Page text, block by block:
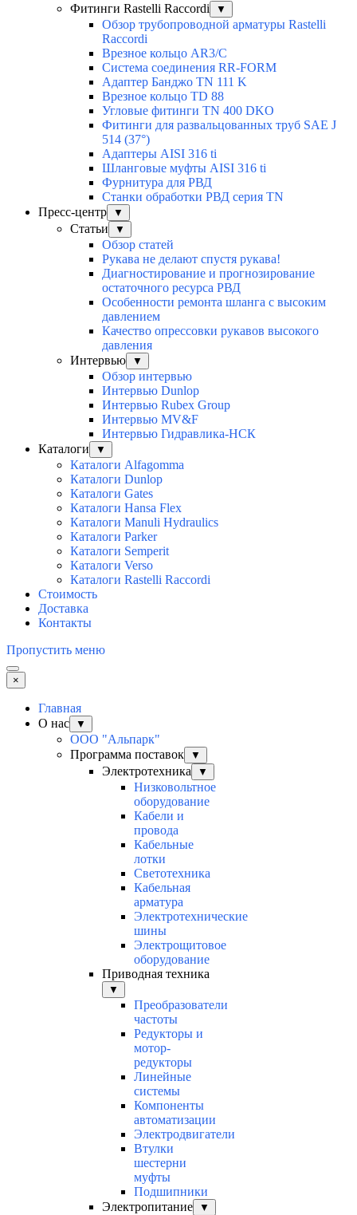
Фитинги Rastelli Raccordi
▼
Обзор трубопроводной арматуры Rastelli
Raccordi
Врезное кольцо AR3/C
Система соединения RR-FORM
Адаптер Банджо TN 111 K
Врезное кольцо TD 88
Угловые фитинги TN 400 DKO
Фитинги для развальцованных труб SAE J
514 (37°)
Адаптеры AISI 316 ti
Шланговые муфты AISI 316 ti
Фурнитура для РВД
Станки обработки РВД серия TN
Пресс-центр
▼
Статьи ▼
Обзор статей
Рукава не делают спустя рукава!
Диагностирование и прогнозирование
остаточного ресурса РВД
Особенности ремонта шланга с высоким
давлением
Качество опрессовки рукавов высокого
давления
Интервью
▼
Обзор интервью
Интервью Dunlop
Интервью Rubex Group
Интервью MV&F
Интервью Гидравлика-НСК
Каталоги
▼
Каталоги Alfagomma
Каталоги Dunlop
Каталоги Gates
Каталоги Hansa Flex
Каталоги Manuli Hydraulics
Каталоги Parker
Каталоги Semperit
Каталоги Verso
Каталоги Rastelli Raccordi
Стоимость
Доставка
Контакты
Пропустить меню
×
Главная
О нас
▼
ООО "Альпарк"
Программа поставок
▼
Электротехника ▼
Низковольтное
оборудование
Кабели и
провода
Кабельные
лотки
Светотехника
Кабельная
арматура
Электротехнические
шины
Электрощитовое
оборудование
Приводная техника
▼
Преобразователи
частоты
Редукторы и
мотор-
редукторы
Линейные
системы
Компоненты
автоматизации
Электродвигатели
Втулки
шестерни
муфты
Подшипники
Электропитание
▼